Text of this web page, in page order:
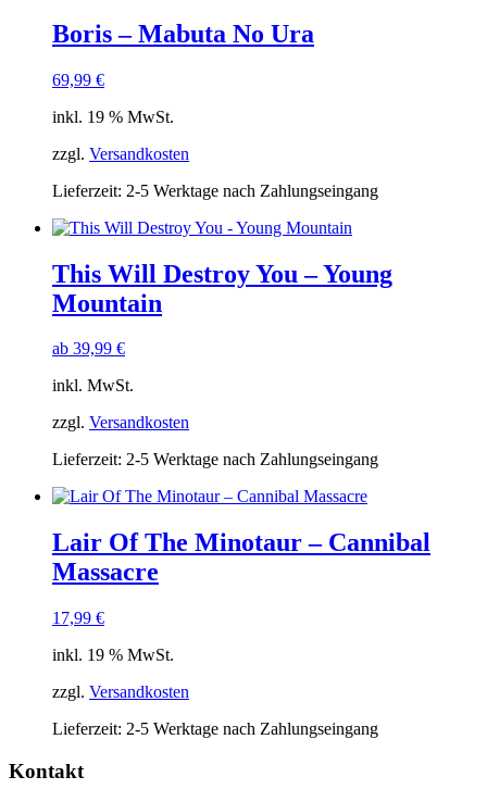
Boris – Mabuta No Ura
69,99 €
inkl. 19 % MwSt.
zzgl. Versandkosten
Lieferzeit: 2-5 Werktage nach Zahlungseingang
This Will Destroy You – Young
Mountain
ab 39,99 €
inkl. MwSt.
zzgl. Versandkosten
Lieferzeit: 2-5 Werktage nach Zahlungseingang
Lair Of The Minotaur ‎– Cannibal
Massacre
17,99 €
inkl. 19 % MwSt.
zzgl. Versandkosten
Lieferzeit: 2-5 Werktage nach Zahlungseingang
Kontakt